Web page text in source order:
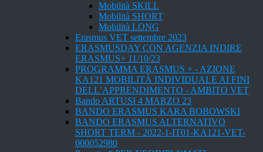
Mobilità SKILL
Mobilità SHORT
Mobilità LONG
Erasmus VET settembre 2023
ERASMUSDAY CON AGENZIA INDIRE
ERASMUS+ 11/10/23
PROGRAMMA ERASMUS + - AZIONE
KA121 MOBILITÀ INDIVIDUALE AI FINI
DELL’APPRENDIMENTO - AMBITO VET
Bando ARTUSI 4 MARZO 23
BANDO ERASMUS KARA BOBOWSKI
BANDO ERASMUS ALTERNATIVO
SHORT TERM - 2022-1-IT01-KA121-VET-
000052980